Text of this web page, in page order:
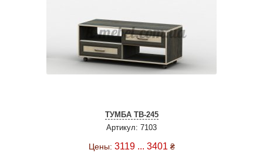
ТУМБА ТВ-245
Артикул: 7103
Цены: 3119 ... 3401 ₴